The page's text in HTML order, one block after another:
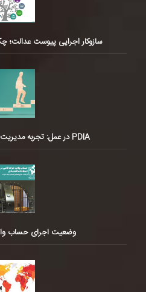
سازوکار اجرایی پیوست عدالت؛
PDIA در عمل: تجربه مدیریت تعارض منافع در ایران
وضعیت اجرای حساب